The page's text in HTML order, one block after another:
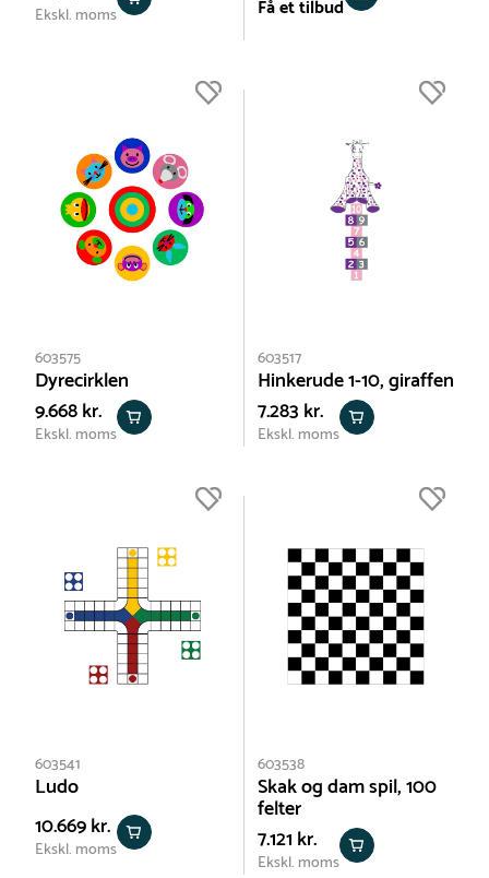
Ekskl. moms Få et tilbud
603575
Dyrecirklen
9.668 kr.
Ekskl. moms
603517
Hinkerude 1-10, giraffen
7.283 kr.
Ekskl. moms
603541
Ludo
10.669 kr.
Ekskl. moms
603538
Skak og dam spil, 100
felter
7.121 kr.
Ekskl. moms